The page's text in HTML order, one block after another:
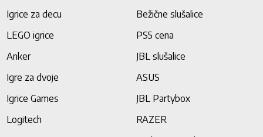
Igrice za decu
Bežične slušalice
LEGO igrice
PS5 cena
Anker
JBL slušalice
Igre za dvoje
ASUS
Igrice Games
JBL Partybox
Logitech
RAZER